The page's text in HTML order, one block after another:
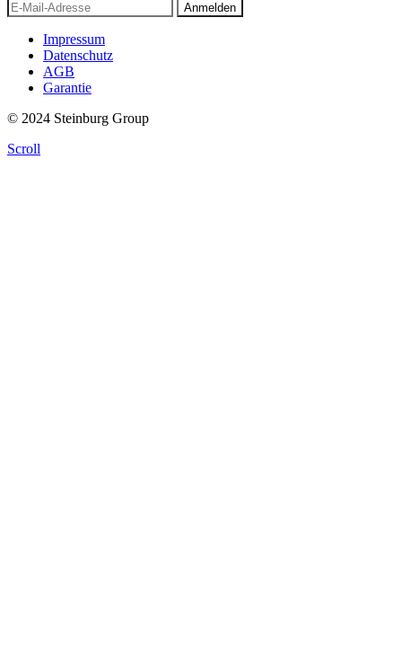
Anmelden
Impressum
Datenschutz
AGB
Garantie
© 2024 Steinburg Group
Scroll